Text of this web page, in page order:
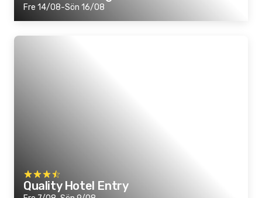
Fre 14/08-Sön 16/08
Quality Hotel Entry